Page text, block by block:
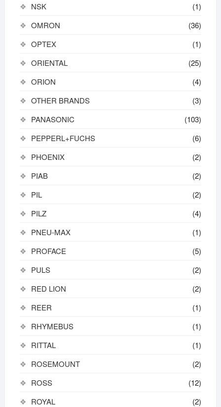
NSK
(1)
OMRON
(36)
OPTEX
(1)
ORIENTAL
(25)
ORION
(4)
OTHER BRANDS
(3)
PANASONIC
(103)
PEPPERL+FUCHS
(6)
PHOENIX
(2)
PIAB
(2)
PIL
(2)
PILZ
(4)
PNEU-MAX
(1)
PROFACE
(5)
PULS
(2)
RED LION
(2)
REER
(1)
RHYMEBUS
(1)
RITTAL
(1)
ROSEMOUNT
(2)
ROSS
(12)
ROYAL
(2)